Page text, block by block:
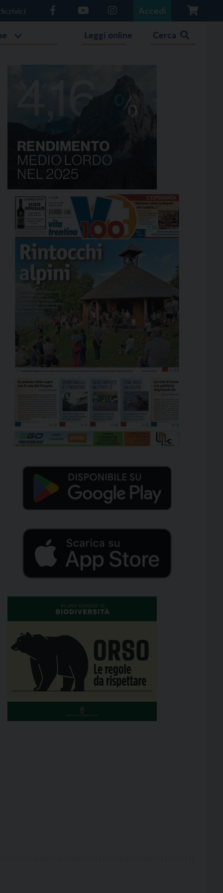
Scrivici Accedi
Leggi online Cerca